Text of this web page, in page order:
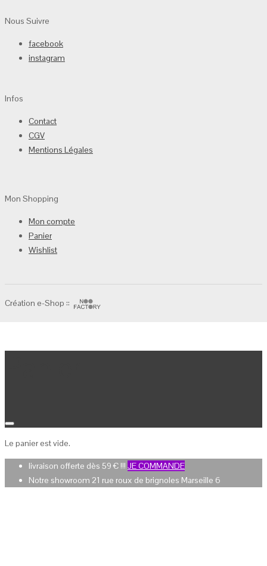
Nous Suivre
facebook
instagram
Infos
Contact
CGV
Mentions Légales
Mon Shopping
Mon compte
Panier
Wishlist
Création e-Shop ::
Le panier est vide.
livraison offerte dès 59 € !!! JE COMMANDE
Notre showroom 21 rue roux de brignoles Marseille 6